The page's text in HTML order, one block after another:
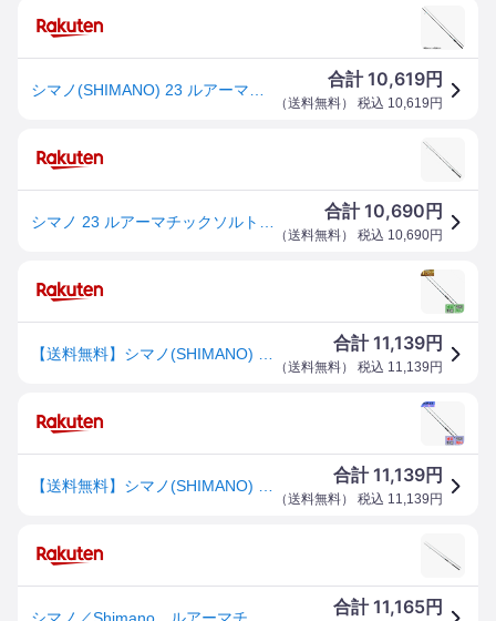
合計10,619円
（送料無料） 税込 10,619 円
合計10,690 円
（送料無料） 税込 10,690円
合計11,139円
（送料無料） 税込 11,139 円
合計11,139円
（送料無料） 税込 11,139 円
合計11,165円